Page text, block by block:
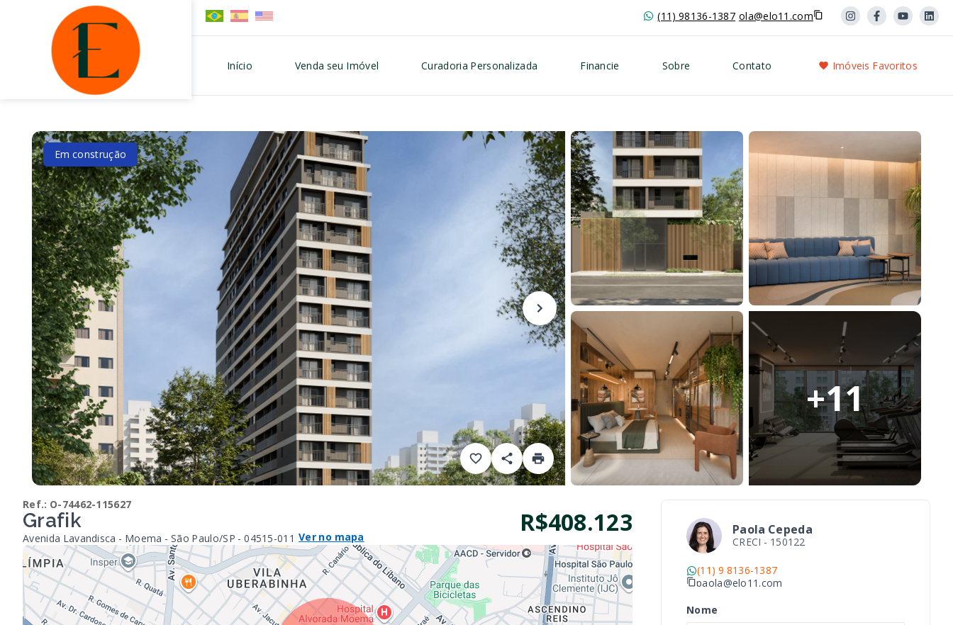
(11) 98136-1387 ola@elo11.com
Início Venda seu Imóvel Curadoria Personalizada Financie Sobre Contato Imóveis Favoritos
Em construção
+11
Ref.: O-74462-115627
Grafik
Avenida Lavandisca - Moema - São Paulo/SP - 04515-011 Ver no mapa R$408.123 Paola Cepeda
CRECI - 150122
(11) 9 8136-1387
paola@elo11.com
Nome